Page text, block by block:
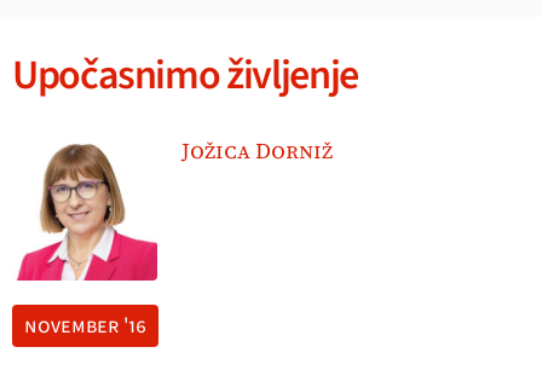
Upočasnimo življenje
Jožica Dorniž
november '16